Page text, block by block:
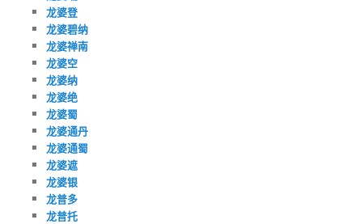
龙婆登
龙婆碧纳
龙婆禅南
龙婆空
龙婆纳
龙婆绝
龙婆蜀
龙婆通丹
龙婆通蜀
龙婆遮
龙婆银
龙普多
龙普托